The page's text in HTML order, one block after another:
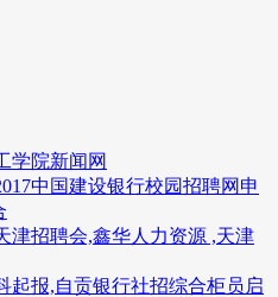
学院新闻网
中国建设银行校园招聘网申
津招聘会,鑫华人力资源 ,天津
起报,自贡银行社招综合柜员启